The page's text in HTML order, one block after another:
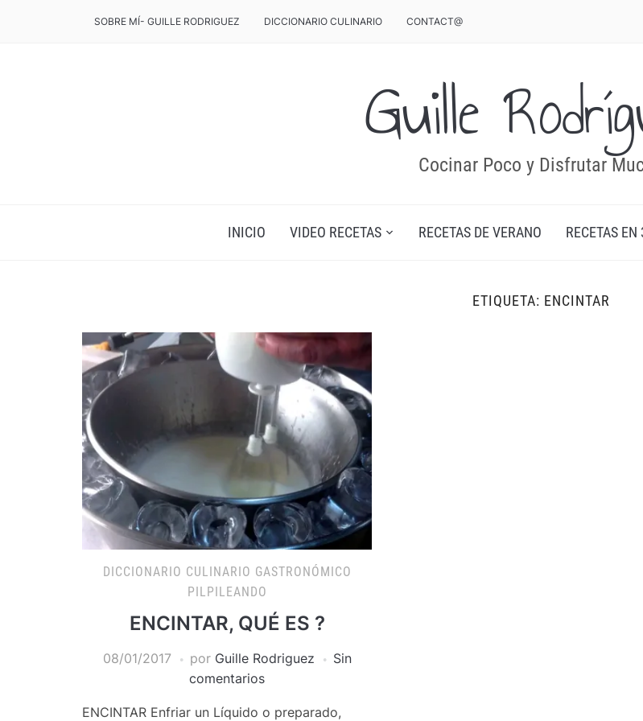
SOBRE MÍ- GUILLE RODRIGUEZ DICCIONARIO CULINARIO CONTACT@
Guille
Cocinar Poco y Disfrutar
INICIO VIDEO RECETAS RECETAS DE VERANO RECETAS
ETIQUETA: ENCINTAR
DICCIONARIO CULINARIO GASTRONÓMICO
PILPILEANDO
ENCINTAR, QUÉ ES ?
08/01/2017 por Guille Rodriguez
Sin
comentarios
ENCINTAR Enfriar un Líquido o preparado,